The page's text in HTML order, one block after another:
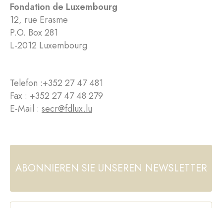
Fondation de Luxembourg
12, rue Erasme
P.O. Box 281
L-2012 Luxembourg
Telefon :+352 27 47 481
Fax : +352 27 47 48 279
E-Mail : secr@fdlux.lu
ABONNIEREN SIE UNSEREN NEWSLETTER